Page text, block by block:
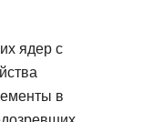
ядер с
в